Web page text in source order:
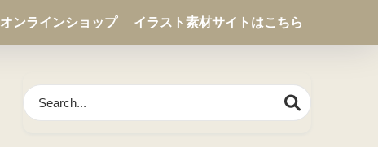
オンラインショップ イラスト素材サイトはこちら